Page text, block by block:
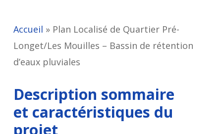
Accueil » Plan Localisé de Quartier Pré-
Longet/Les Mouilles – Bassin de rétention
d’eaux pluviales
Description sommaire
et caractéristiques du